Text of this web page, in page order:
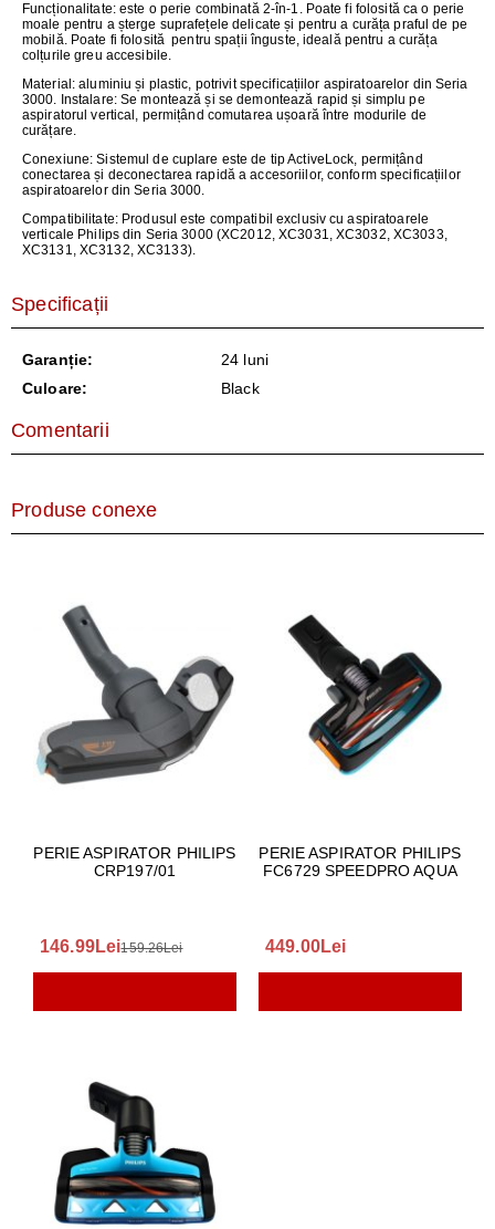
Funcționalitate: este o perie combinată 2-în-1. Poate fi folosită ca o perie
moale pentru a șterge suprafețele delicate și pentru a curăța praful de pe
mobilă. Poate fi folosită pentru spații înguste, ideală pentru a curăța
colțurile greu accesibile.
Material: aluminiu și plastic, potrivit specificațiilor aspiratoarelor din Seria
3000. Instalare: Se montează și se demontează rapid și simplu pe
aspiratorul vertical, permițând comutarea ușoară între modurile de
curățare.
Conexiune: Sistemul de cuplare este de tip ActiveLock, permițând
conectarea și deconectarea rapidă a accesoriilor, conform specificațiilor
aspiratoarelor din Seria 3000.
Compatibilitate: Produsul este compatibil exclusiv cu aspiratoarele
verticale Philips din Seria 3000 (XC2012, XC3031, XC3032, XC3033,
XC3131, XC3132, XC3133).
Specificații
Garanție:
24 luni
Culoare:
Black
Comentarii
Produse conexe
PERIE ASPIRATOR PHILIPS
CRP197/01
146.99Lei159.26Lei
PERIE ASPIRATOR PHILIPS
FC6729 SPEEDPRO AQUA
449.00Lei